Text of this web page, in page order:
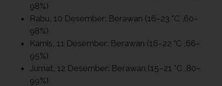
98%)
Rabu, 10 Desember: Berawan (16–23 °C ,60–
98%)
Kamis, 11 Desember: Berawan (16–22 °C ,66–
95%)
Jumat, 12 Desember: Berawan (15–21 °C ,80–
99%)